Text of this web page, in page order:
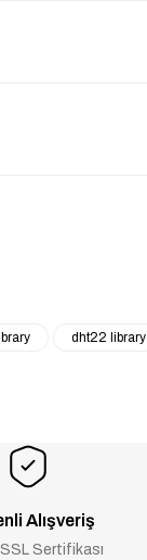
dht22 library
Alışveriş
Sertifikası